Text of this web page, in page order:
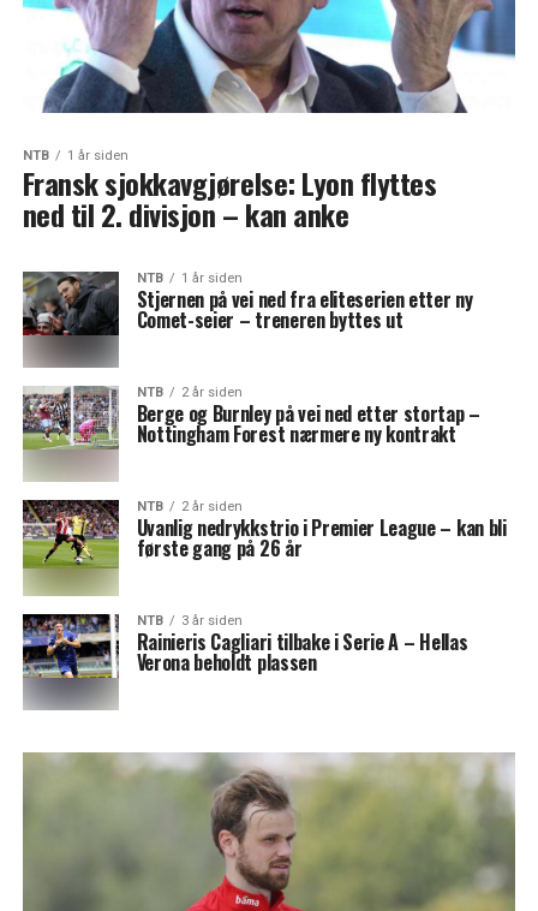
NTB 1 år siden
Fransk sjokkavgjørelse: Lyon flyttes
ned til 2. divisjon – kan anke
NTB 1 år siden
Stjernen på vei ned fra eliteserien etter ny
Comet-seier – treneren byttes ut
NTB 2 år siden
Berge og Burnley på vei ned etter stortap –
Nottingham Forest nærmere ny kontrakt
NTB 2 år siden
Uvanlig nedrykkstrio i Premier League – kan bli
første gang på 26 år
NTB 3 år siden
Rainieris Cagliari tilbake i Serie A – Hellas
Verona beholdt plassen